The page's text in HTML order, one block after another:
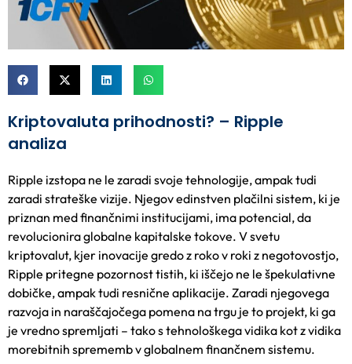
Kriptovaluta prihodnosti? – Ripple
analiza
Ripple izstopa ne le zaradi svoje tehnologije, ampak tudi
zaradi strateške vizije. Njegov edinstven plačilni sistem, ki je
priznan med finančnimi institucijami, ima potencial, da
revolucionira globalne kapitalske tokove. V svetu
kriptovalut, kjer inovacije gredo z roko v roki z negotovostjo,
Ripple pritegne pozornost tistih, ki iščejo ne le špekulativne
dobičke, ampak tudi resnične aplikacije. Zaradi njegovega
razvoja in naraščajočega pomena na trgu je to projekt, ki ga
je vredno spremljati – tako s tehnološkega vidika kot z vidika
morebitnih sprememb v globalnem finančnem sistemu.